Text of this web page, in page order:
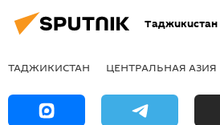
Таджикистан
ТАДЖИКИСТАН ЦЕНТРАЛЬНАЯ АЗИЯ